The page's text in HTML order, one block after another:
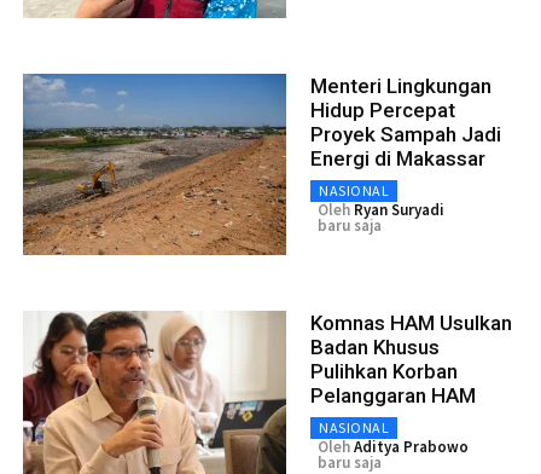
Menteri Lingkungan
Hidup Percepat
Proyek Sampah Jadi
Energi di Makassar
NASIONAL
Oleh Ryan Suryadi
baru saja
Komnas HAM Usulkan
Badan Khusus
Pulihkan Korban
Pelanggaran HAM
NASIONAL
OlehAditya Prabowo
baru saja